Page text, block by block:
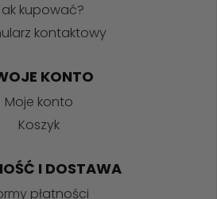
kupować?
kontaktowy
KONTO
Moje konto
Koszyk
I DOSTAWA
płatności